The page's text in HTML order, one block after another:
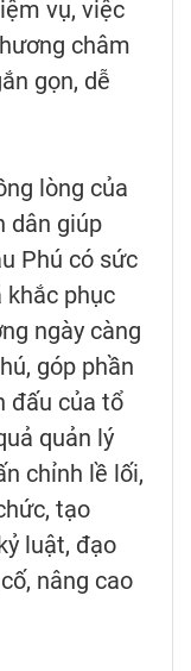
vụ, việc
châm
gọn, dễ
lòng của
dân giúp
Phú có sức
khắc phục
ngày càng
góp phần
đấu của tổ
quản lý
chỉnh lề lối,
tạo
luật, đạo
nâng cao